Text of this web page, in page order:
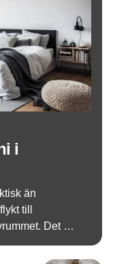
i
än
till
Det är
Det är